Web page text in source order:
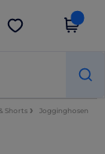
App holen
Shorts
Jogginghosen